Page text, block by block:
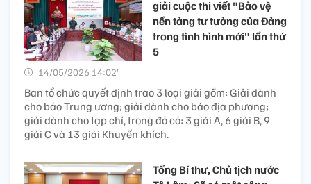
giải cuộc thi viết "Bảo vệ
nền tảng tư tưởng của Đảng
trong tình hình mới" lần thứ
5
14/05/2026 14:02’
Ban tổ chức quyết định trao 3 loại giải gồm: Giải dành
cho báo Trung ương; giải dành cho báo địa phương;
giải dành cho tạp chí, trong đó có: 3 giải A, 6 giải B, 9
giải C và 13 giải Khuyến khích.
Tổng Bí thư, Chủ tịch nước